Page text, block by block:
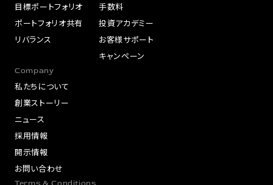
目標ポートフォリオ
ポートフォリオ共有
リバランス
手数料
投資アカデミー
お客様サポート
キャンペーン
Company
私たちについて
創業ストーリー
ニュース
採用情報
開示情報
お問い合わせ